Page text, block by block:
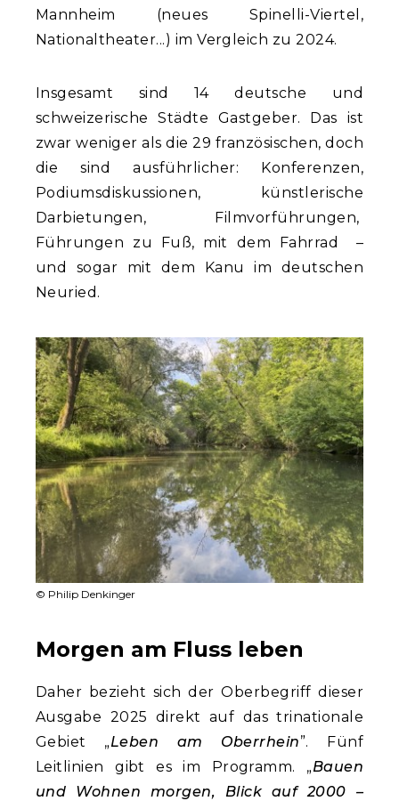
Mannheim (neues Spinelli-Viertel,
Nationaltheater...) im Vergleich zu 2024.
Insgesamt sind 14 deutsche und
schweizerische Städte Gastgeber. Das ist
zwar weniger als die 29 französischen, doch
die sind ausführlicher: Konferenzen,
Podiumsdiskussionen, künstlerische
Darbietungen, Filmvorführungen,
Führungen zu Fuß, mit dem Fahrrad –
und sogar mit dem Kanu im deutschen
Neuried.
© Philip Denkinger
Morgen am Fluss leben
Daher bezieht sich der Oberbegriff dieser
Ausgabe 2025 direkt auf das trinationale
Gebiet „Leben am Oberrhein”. Fünf
Leitlinien gibt es im Programm. „Bauen
und Wohnen morgen, Blick auf 2000 –